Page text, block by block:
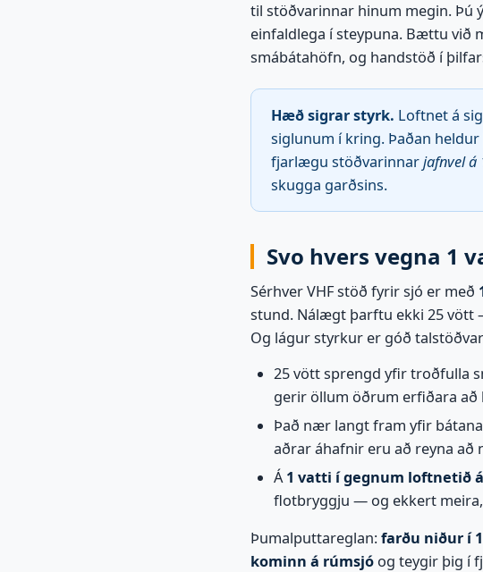
til stöðvarinnar hinum megin. Þú
einfaldlega í steypuna. Bættu við
smábátahöfn, og handstöð í
Hæð sigrar styrk. Loftnet á
siglunum í kring. Þaðan
fjarlægu stöðvarinnarjafnvel á
skugga garðsins.
Svo hvers vegna 1
Sérhver VHF stöð fyrir sjó er með
stund. Nálægt þarftu ekki 25 vött
Og lágur styrkur er góð
25 vött sprengd yfir troðfulla
gerir öllum öðrum erfiðara að
Það nær langt fram yfir
aðrar áhafnir eru að reyna að
Á1 vatti í gegnum loftnetið
flotbryggju — og ekkert
Þumalputtareglan:farðu niður í
kominn á rúmsjó og teygir þig í